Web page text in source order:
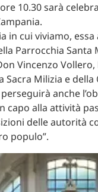
10.30 sarà
in cui viviamo, essa
Parrocchia
Vincenzo
Sacra Milizia e
anche
capo alla attività
delle autorità
populo”.